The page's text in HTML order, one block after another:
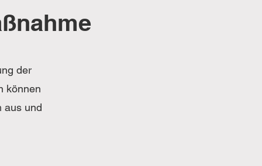
der
können
aus und